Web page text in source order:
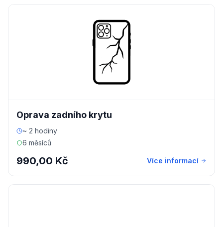
Oprava zadního krytu
~ 2 hodiny
6 měsíců
990,00 Kč Více informací